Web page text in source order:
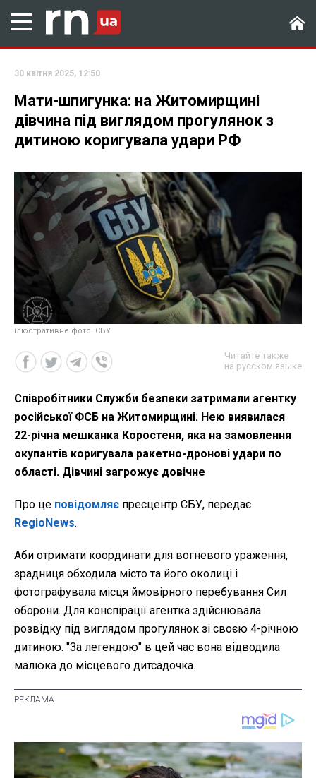
30 квітня 2025, 12:50
Мати-шпигунка: на Житомирщині
дівчина під виглядом прогулянок з
дитиною коригувала удари РФ
ілюстративне фото: СБУ
Читайте также
на русском языке
Співробітники Служби безпеки затримали агентку
російської ФСБ на Житомирщині. Нею виявилася
22-річна мешканка Коростеня, яка на замовлення
окупантів коригувала ракетно-дронові удари по
області. Дівчині загрожує довічне
Про це повідомляє пресцентр СБУ, передає
RegioNews.
Аби отримати координати для вогневого ураження,
зрадниця обходила місто та його околиці і
фотографувала місця ймовірного перебування Сил
оборони. Для конспірації агентка здійснювала
розвідку під виглядом прогулянок зі своєю 4-річною
дитиною. "За легендою" в цей час вона відводила
малюка до місцевого дитсадочка.